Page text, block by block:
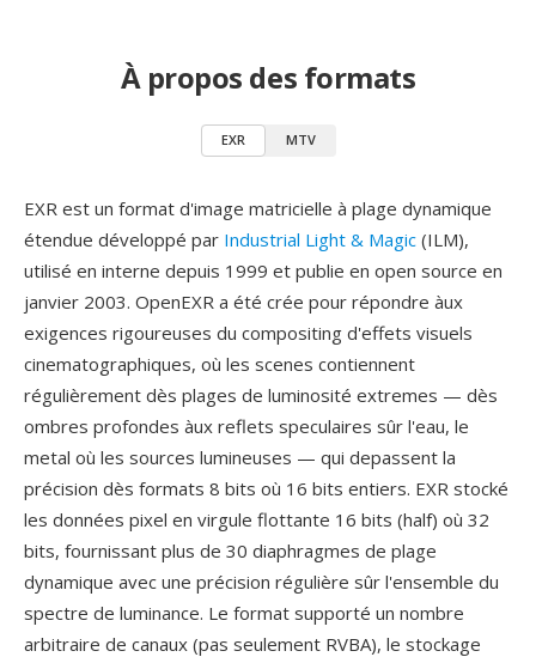
À propos des formats
EXR MTV
EXR est un format d'image matricielle à plage dynamique
étendue développé par Industrial Light & Magic (ILM),
utilisé en interne depuis 1999 et publie en open source en
janvier 2003. OpenEXR a été crée pour répondre àux
exigences rigoureuses du compositing d'effets visuels
cinematographiques, où les scenes contiennent
régulièrement dès plages de luminosité extremes — dès
ombres profondes àux reflets speculaires sûr l'eau, le
metal où les sources lumineuses — qui depassent la
précision dès formats 8 bits où 16 bits entiers. EXR stocké
les données pixel en virgule flottante 16 bits (half) où 32
bits, fournissant plus de 30 diaphragmes de plage
dynamique avec une précision régulière sûr l'ensemble du
spectre de luminance. Le format supporté un nombre
arbitraire de canaux (pas seulement RVBA), le stockage